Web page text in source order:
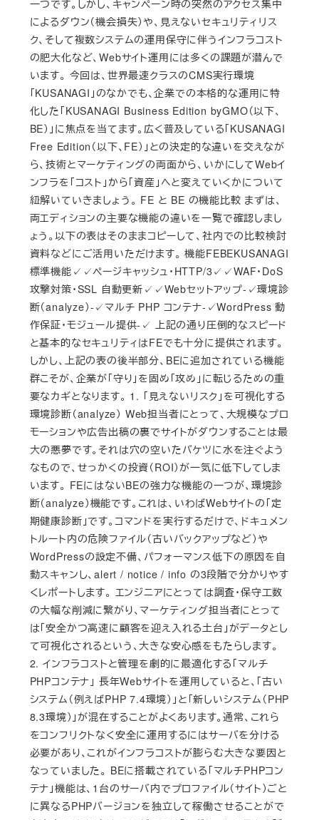
一つです。しかし、キャンペーン時の突然のアクセス集中
によるダウン（機会損失）や、見えないセキュリティリス
ク、そして複数システムの運用保守に伴うインフラコスト
の肥大化など、Webサイト運用には多くの課題が潜んで
います。 今回は、世界最速クラスのCMS実行環境
「KUSANAGI」のなかでも、企業での本格的な運用に特
化した「KUSANAGI Business Edition byGMO（以下、
BE）」に焦点を当てます。広く普及している「KUSANAGI
Free Edition（以下、FE）」との決定的な違いを交えなが
ら、技術とマーケティングの両面から、いかにしてWebイ
ンフラを「コスト」から「資産」へと変えていくかについて
紐解いていきましょう。 FE と BE の機能比較 まずは、
両エディションの主要な機能の違いを一覧で確認しまし
ょう。以下の表はそのままコピーして、社内での比較検討
資料などにご活用いただけます。 機能FEBEKUSANAGI
標準機能✓✓ページキャッシュ・HTTP/3✓✓WAF・DoS
攻撃対策・SSL 自動更新✓✓Webセットアップ-✓環境診
断（analyze）-✓マルチ PHP コンテナ-✓WordPress 動
作保証・モジュール提供-✓ 上記の通り圧倒的なスピード
と基本的なセキュリティはFEでも十分に提供されます。
しかし、上記の表の後半部分、BEに追加されている機能
群こそが、企業が「守り」を固め「攻め」に転じるための重
要なカギとなります。 1. 「見えないリスク」を可視化する
環境診断（analyze） Web担当者にとって、大規模なプロ
モーションや広告出稿の裏でサイトがダウンすることは最
大の悪夢です。それは穴の空いたバケツに水を注ぐよう
なもので、せっかくの投資（ROI）が一気に低下してしま
います。 FEにはないBEの強力な機能の一つが、環境診
断（analyze）機能です。これは、いわばWebサイトの「定
期健康診断」です。コマンドを実行するだけで、ドキュメン
トルート内の危険ファイル（古いバックアップなど）や
WordPressの設定不備、パフォーマンス低下の原因を自
動スキャンし、alert / notice / info の3段階で分かりやす
くレポートします。 エンジニアにとっては調査・保守工数
の大幅な削減に繋がり、マーケティング担当者にとって
は「安全かつ高速に顧客を迎え入れる土台」がデータとし
て可視化されるという、大きな安心感をもたらします。
2. インフラコストと管理を劇的に最適化する「マルチ
PHPコンテナ」 長年Webサイトを運用していると、「古い
システム（例えばPHP 7.4環境）」と「新しいシステム（PHP
8.3環境）」が混在することがよくあります。通常、これら
をコンフリクトなく安全に運用するにはサーバを分ける
必要があり、これがインフラコストが膨らむ大きな要因と
なっていました。 BEに搭載されている「マルチPHPコン
テナ」機能は、1台のサーバ内でプロファイル（サイト）ごと
に異なるPHPバージョンを独立して稼働させることがで